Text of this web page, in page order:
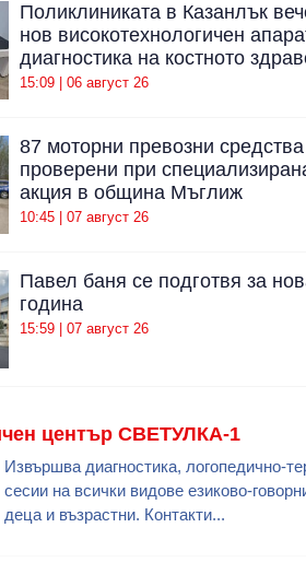
Поликлиниката в Казанлък
нов високотехнологичен
диагностика на костното
15:09 | 06 август 26
87 моторни превозни
проверени при
акция в община Мъглиж
10:45 | 07 август 26
Павел баня се подготвя за
година
15:59 | 07 август 26
център СВЕТУЛКА-1
Извършва диагностика, логопедично-
сесии на всички видове езиково-
деца и възрастни. Контакти...